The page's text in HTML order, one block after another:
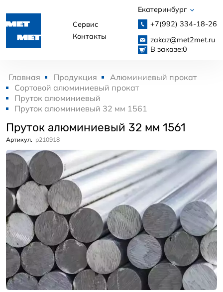
Сервис
Контакты
Екатеринбург
+7(992) 334-18-26
zakaz@met2met.ru
В заказе:0
Главная Продукция
Алюминиевый прокат
Сортовой алюминиевый прокат
Пруток алюминиевый
Пруток алюминиевый 32 мм 1561
Пруток алюминиевый 32 мм 1561
Артикул. p210918